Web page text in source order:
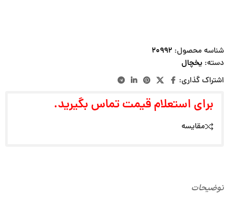
شناسه محصول: ۲۰۹۹۲
دسته: یخچال
اشتراک گذاری:
برای استعلام قیمت تماس بگیرید.
مقایسه
توضیحات